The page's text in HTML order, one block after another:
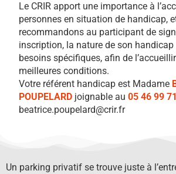
Le CRIR apport une importance à
personnes en situation de handicap,
recommandons au participant de
inscription, la nature de son
besoins spécifiques, afin de
meilleures conditions.
Votre référent handicap est Madame
POUPELARD joignable au05 46 99
beatrice.poupelard@crir.fr
Un parking privatif se trouve juste à